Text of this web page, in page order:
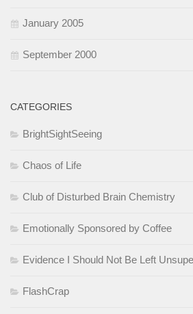
January 2005
September 2000
CATEGORIES
BrightSightSeeing
Chaos of Life
Club of Disturbed Brain Chemistry
Emotionally Sponsored by Coffee
Evidence I Should Not Be Left
FlashCrap